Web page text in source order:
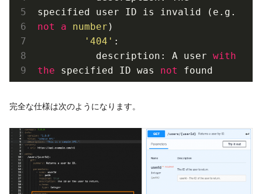
not
a number )
'404' :
          description: A user
with
the specified ID was not found
完全な仕様は次のようになります。